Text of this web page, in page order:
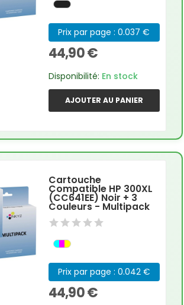
Prix par page : 0.037 €
44,90 €
Disponibilité: En stock
AJOUTER AU PANIER
Cartouche
Compatible HP 300XL
(CC641EE) Noir + 3
Couleurs - Multipack
Prix par page : 0.042 €
44,90 €